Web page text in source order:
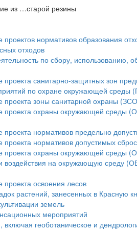
из …старой резины
проектов нормативов образования
отходов
по сбору, использованию,
проекта санитарно-защитных зон
по охране окружающей
проекта зоны санитарной охраны
проекта охраны окружающей среды
проекта нормативов предельно
проекта нормативов допустимых
проекта охраны окружающей среды
воздействия на окружающую среду
проекта освоения лесов
растений, занесенных в Красную
земель
мероприятий
геоботаническое и